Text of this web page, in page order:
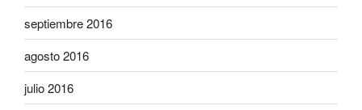
septiembre 2016
agosto 2016
julio 2016